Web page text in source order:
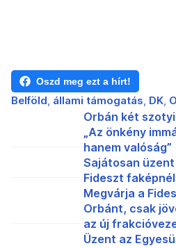
Oszd meg ezt a hírt!
Belföld állami támogatás DK
Orbán két
„Az önkény
hanem valóság”
Sajátosan
Fideszt
Megvárja a
Orbánt, csak
az új
Üzent az